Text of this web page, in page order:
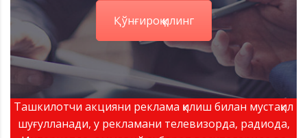
Қўнғироқ қилинг
Ташкилотчи акцияни реклама қилиш билан мустақил
шуғулланади, у рекламани телевизорда, радиода,